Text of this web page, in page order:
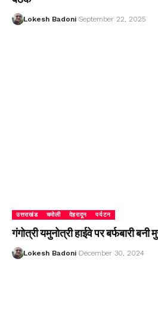
Lokesh Badoni September 22, 2025
उत्तराखंड चमोली देहरादून पर्यटन
गंगोत्री यमुनोत्री हाईवे पर बर्फबारी बनी
Lokesh Badoni December 30, 2024